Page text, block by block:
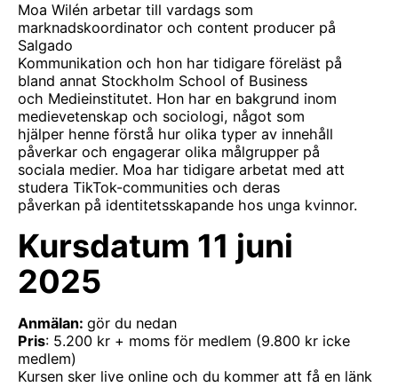
Moa Wilén arbetar till vardags som
marknadskoordinator och content producer på
Salgado
Kommunikation och hon har tidigare föreläst på
bland annat Stockholm School of Business
och Medieinstitutet. Hon har en bakgrund inom
medievetenskap och sociologi, något som
hjälper henne förstå hur olika typer av innehåll
påverkar och engagerar olika målgrupper på
sociala medier. Moa har tidigare arbetat med att
studera TikTok-communities och deras
påverkan på identitetsskapande hos unga kvinnor.
Kursdatum 11 juni
2025
Anmälan: gör du nedan
Pris: 5.200 kr + moms för medlem (9.800 kr icke
medlem)
Kursen sker live online och du kommer att få en länk